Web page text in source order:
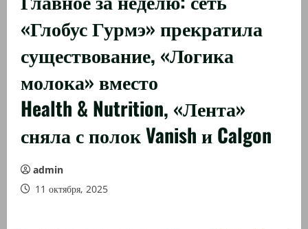
«Глобус Гурмэ» прекратила
существование, «Логика
молока» вместо
Health & Nutrition, «Лента»
сняла с полок Vanish и Calgon
admin
11 октября, 2025